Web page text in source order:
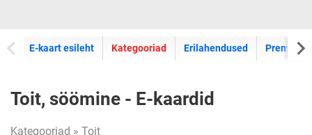
E-kaart esileht E-kaartide
Kategooriad Erilahendused Premium
Toit, söömine - E-kaardid
Kategooriad » Toit